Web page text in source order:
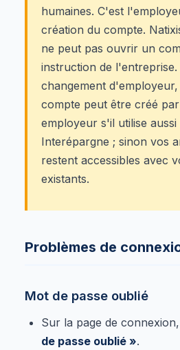
humaines. C'est
création du compte.
ne peut pas ouvrir un
instruction de l'entreprise.
changement
compte peut être créé
employeur s'il utilise aussi
Interépargne ; sinon vos
restent accessibles avec
existants.
Problèmes de
Mot de passe oublié
Sur la page de
de passe oublié ».